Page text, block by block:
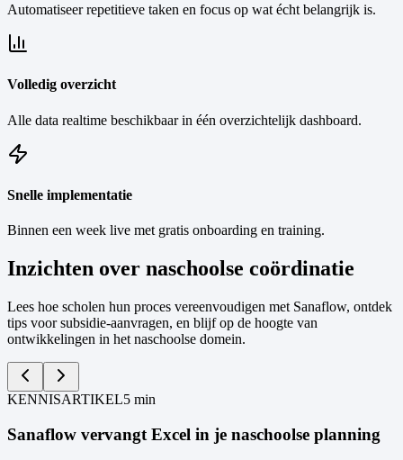
Automatiseer repetitieve taken en focus op wat écht belangrijk is.
Volledig overzicht
Alle data realtime beschikbaar in één overzichtelijk dashboard.
Snelle implementatie
Binnen een week live met gratis onboarding en training.
Inzichten over naschoolse coördinatie
Lees hoe scholen hun proces vereenvoudigen met Sanaflow, ontdek
tips voor subsidie-aanvragen, en blijf op de hoogte van
ontwikkelingen in het naschoolse domein.
KENNISARTIKEL5 min
Sanaflow vervangt Excel in je naschoolse planning